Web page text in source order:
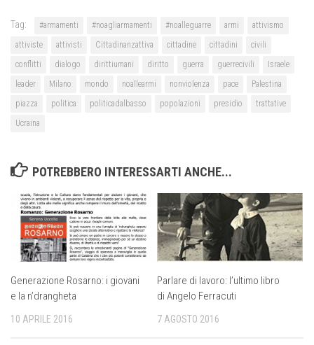
Tag: #armamenti #noagliarmamenti #noalleguarre armi
attivismo
attiviste
attivisti Cittadinanzattiva cittadine cittadini
civili
conflitti
dialogo dirittiumani diritto guerra guerrecivili
Israele
leader
Milano mondo noallearmi nonviolenza pace
Palestina
piazza
politica politicadalbasso popolazioni presidio
trattative
Ucraina
POTREBBERO INTERESSARTI ANCHE...
Generazione Rosarno: i giovani
e la n’drangheta
10 APRILE 2016
Parlare di lavoro: l’ultimo libro
di Angelo Ferracuti
7 AGOSTO 2016